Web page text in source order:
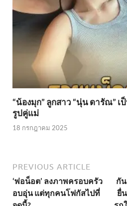
“น้องมุก” ลูกสาว “นุ่น ดารัณ”
รูปคู่แม่
18 กรกฎาคม 2025
PREVIOUS ARTICLE
‘พ่อน็อต’ ลงภาพครอบครัว
อบอุ่น แต่ทุกคนโฟกัสไปที่
กั
ยื่